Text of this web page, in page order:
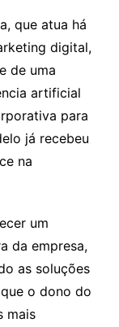
que atua há
digital,
de uma
artificial
para
já recebeu
na
um
da empresa,
as soluções
o dono do
mais